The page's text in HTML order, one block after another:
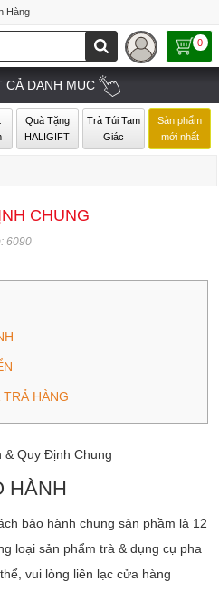
Hàng
0
CẢ DANH MỤC
Quà Tặng
HALIGIFT
Trà Túi Tam
Giác
Sản phẩm
mới nhất
CHUNG
6090
HÀNG
HÀNH
bảo hành chung sản phầm là 12
loại sản phẩm trà & dụng cụ pha
vui lòng liên lạc cửa hàng